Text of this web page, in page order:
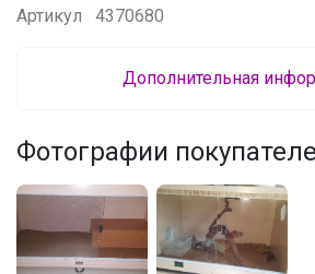
Артикул
4370680
Дополнительная
Фотографии